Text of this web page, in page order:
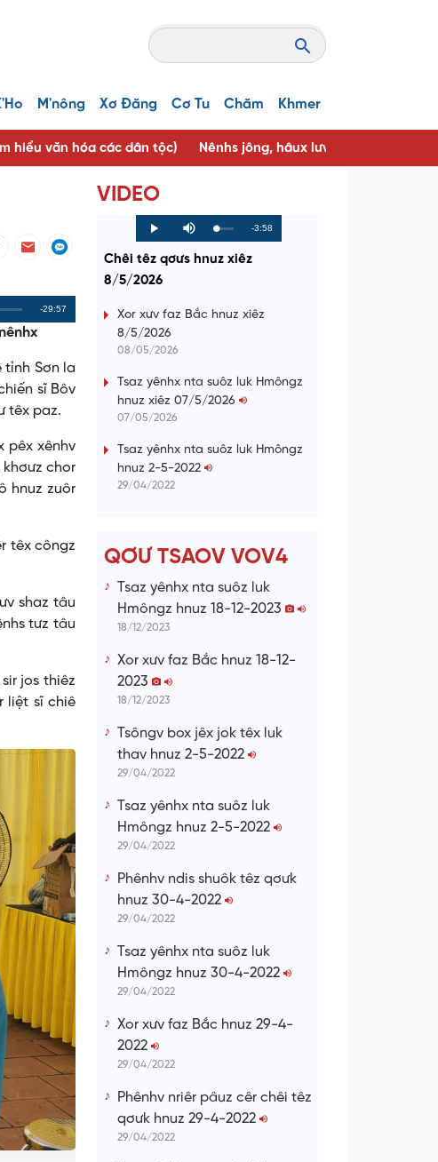
M'nông Xơ Đăng Cơ Tu Chăm Khmer
hiểu văn hóa các dân tộc) Nênhs jông, hâux lưv jông ( Người
Remaining
-29:57
tỉnh Sơn la
sĩ Bôv
têx paz.
pêx xênhv
khơưz chor
hnuz zuôr
têx côngz
shaz tâu
tưz tâu
jos thiêz
liệt sĩ chiê
VIDEO
P
l
y
M
u
e
L
o
d
P
r
g
0
%
R
e
a
i
e
-3:58
Chêi têz qơưs hnuz xiêz
8/5/2026
Xor xưv faz Bắc hnuz xiêz
8/5/2026
08/05/2026
Tsaz yênhx nta suôz luk Hmôngz
hnuz xiêz 07/5/2026
07/05/2026
Tsaz yênhx nta suôz luk Hmôngz
hnuz 2-5-2022
29/04/2022
QƠƯ TSAOV VOV4
Tsaz yênhx nta suôz luk
Hmôngz hnuz 18-12-2023
18/12/2023
Xor xưv faz Bắc hnuz 18-12-
2023
18/12/2023
Tsôngv box jêx jok têx luk
thav hnuz 2-5-2022
29/04/2022
Tsaz yênhx nta suôz luk
Hmôngz hnuz 2-5-2022
29/04/2022
Phênhv ndis shuôk têz qơưk
hnuz 30-4-2022
29/04/2022
Tsaz yênhx nta suôz luk
Hmôngz hnuz 30-4-2022
29/04/2022
Xor xưv faz Bắc hnuz 29-4-
2022
29/04/2022
Phênhv nriêr pâuz cêr chêi têz
qơưk hnuz 29-4-2022
29/04/2022